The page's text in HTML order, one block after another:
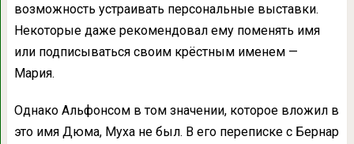
возможность устраивать персональные выставки.
Некоторые даже рекомендовал ему поменять имя
или подписываться своим крёстным именем —
Мария.
Однако Альфонсом в том значении, которое вложил в
это имя Дюма, Муха не был. В его переписке с Бернар